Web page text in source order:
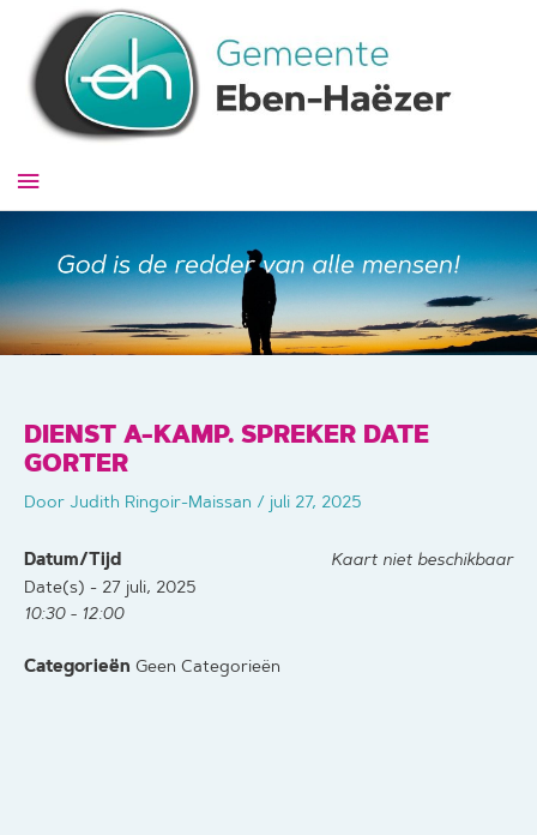
inhoud
Hoofdmenu
DIENST A-KAMP. SPREKER DATE
GORTER
Door Judith Ringoir-Maissan / juli 27, 2025
Kaart niet beschikbaar
Datum/Tijd
Date(s) - 27 juli, 2025
10:30 - 12:00
Categorieën Geen Categorieën